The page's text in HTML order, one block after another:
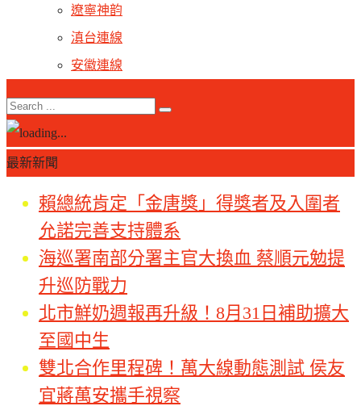
遼寧神韵
滇台連線
安徽連線
最新新聞
賴總統肯定「金唐獎」得獎者及入圍者
允諾完善支持體系
海巡署南部分署主官大換血 蔡順元勉提
升巡防戰力
北市鮮奶週報再升級！8月31日補助擴大
至國中生
雙北合作里程碑！萬大線動態測試 侯友
宜蔣萬安攜手視察